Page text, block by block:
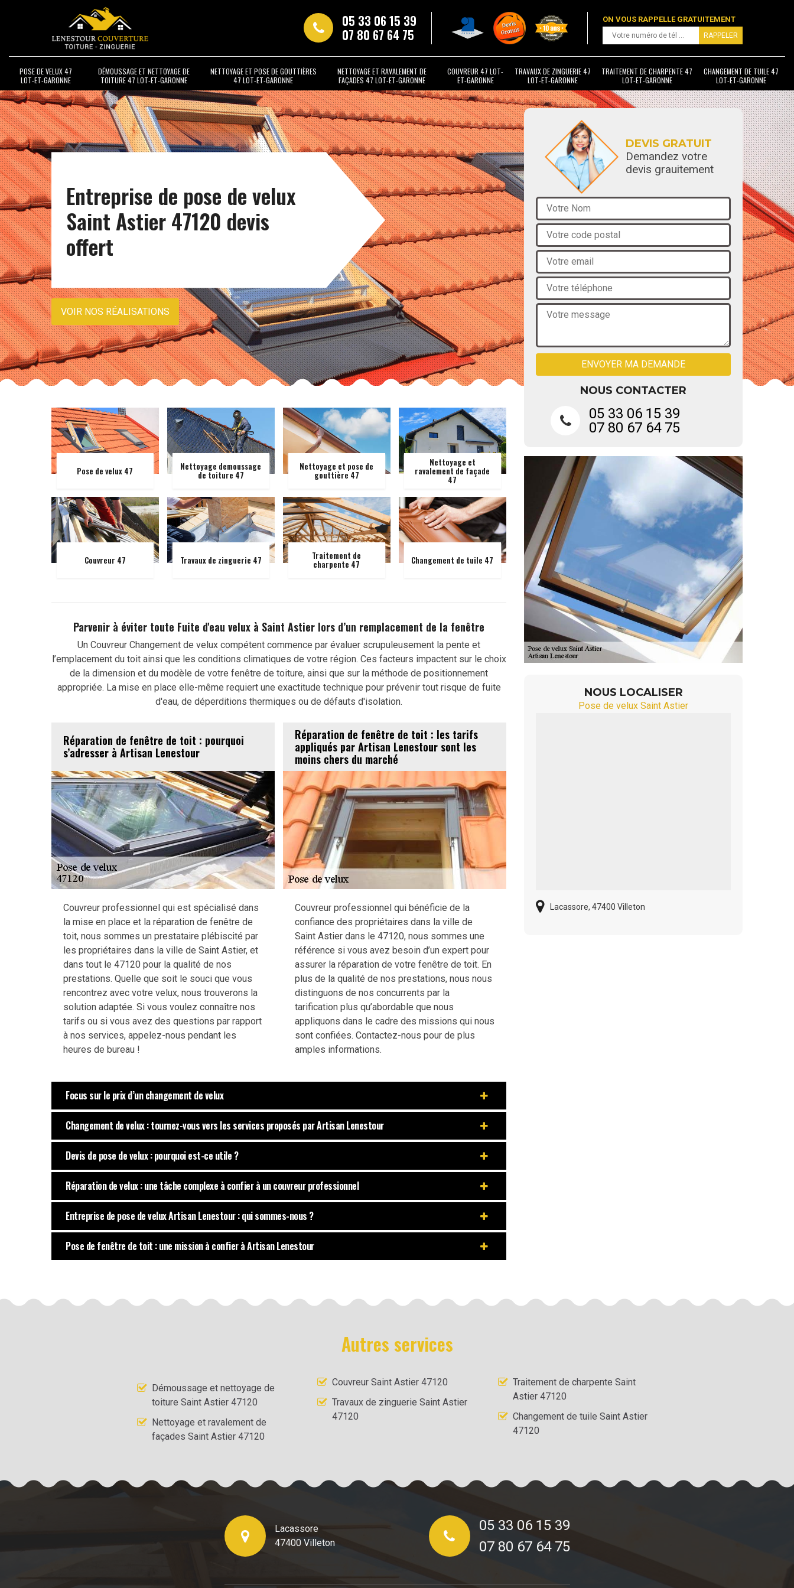
05 33 06 15 39
07 80 67 64 75
ON VOUS RAPPELLE GRATUITEMENT
POSE DE VELUX 47
LOT-ET-GARONNE
DÉMOUSSAGE ET NETTOYAGE DE
TOITURE 47 LOT-ET-GARONNE
NETTOYAGE ET POSE DE GOUTTIÈRES
47 LOT-ET-GARONNE
NETTOYAGE ET RAVALEMENT DE
FAÇADES 47 LOT-ET-GARONNE
COUVREUR 47 LOT-
ET-GARONNE
TRAVAUX DE ZINGUERIE 47
LOT-ET-GARONNE
TRAITEMENT DE CHARPENTE 47
LOT-ET-GARONNE
CHANGEMENT DE TUILE 47
LOT-ET-GARONNE
Entreprise de pose de velux
Saint Astier 47120 devis
offert
VOIR NOS RÉALISATIONS
Pose de velux 47 Nettoyage demoussage
de toiture 47
Nettoyage et pose de
gouttière 47
Nettoyage et
ravalement de façade
47
Couvreur 47 Travaux de zinguerie 47 Traitement de
charpente 47 Changement de tuile 47
Parvenir à éviter toute Fuite d'eau velux à Saint Astier lors d’un remplacement de la fenêtre
Un Couvreur Changement de velux compétent commence par évaluer scrupuleusement la pente et
l’emplacement du toit ainsi que les conditions climatiques de votre région. Ces facteurs impactent sur le choix
de la dimension et du modèle de votre fenêtre de toiture, ainsi que sur la méthode de positionnement
appropriée. La mise en place elle-même requiert une exactitude technique pour prévenir tout risque de fuite
d'eau, de déperditions thermiques ou de défauts d'isolation.
Réparation de fenêtre de toit : pourquoi
s’adresser à Artisan Lenestour
Couvreur professionnel qui est spécialisé dans
la mise en place et la réparation de fenêtre de
toit, nous sommes un prestataire plébiscité par
les propriétaires dans la ville de Saint Astier, et
dans tout le 47120 pour la qualité de nos
prestations. Quelle que soit le souci que vous
rencontrez avec votre velux, nous trouverons la
solution adaptée. Si vous voulez connaître nos
tarifs ou si vous avez des questions par rapport
à nos services, appelez-nous pendant les
heures de bureau !
Réparation de fenêtre de toit : les tarifs
appliqués par Artisan Lenestour sont les
moins chers du marché
Couvreur professionnel qui bénéficie de la
confiance des propriétaires dans la ville de
Saint Astier dans le 47120, nous sommes une
référence si vous avez besoin d’un expert pour
assurer la réparation de votre fenêtre de toit. En
plus de la qualité de nos prestations, nous nous
distinguons de nos concurrents par la
tarification plus qu’abordable que nous
appliquons dans le cadre des missions qui nous
sont confiées. Contactez-nous pour de plus
amples informations.
Focus sur le prix d’un changement de velux
Changement de velux : tournez-vous vers les services proposés par Artisan Lenestour
Devis de pose de velux : pourquoi est-ce utile ?
Réparation de velux : une tâche complexe à confier à un couvreur professionnel
Entreprise de pose de velux Artisan Lenestour : qui sommes-nous ?
Pose de fenêtre de toit : une mission à confier à Artisan Lenestour
DEVIS GRATUIT
Demandez votre
devis grauitement
NOUS CONTACTER
05 33 06 15 39
07 80 67 64 75
NOUS LOCALISER
Pose de velux Saint Astier
Lacassore, 47400 Villeton
Autres services
Démoussage et nettoyage de
toiture Saint Astier 47120
Nettoyage et ravalement de
façades Saint Astier 47120
Couvreur Saint Astier 47120
Travaux de zinguerie Saint Astier
47120
Traitement de charpente Saint
Astier 47120
Changement de tuile Saint Astier
47120
Lacassore
47400 Villeton
05 33 06 15 39
07 80 67 64 75